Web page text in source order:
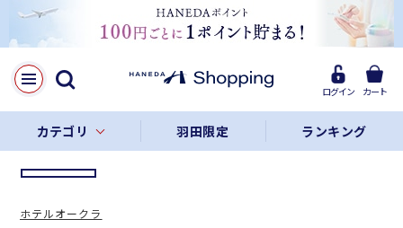
ログイン カート
カテゴリ 羽田限定 ランキング
LINE
Facebook
リンクをコピー
ホテルオークラ